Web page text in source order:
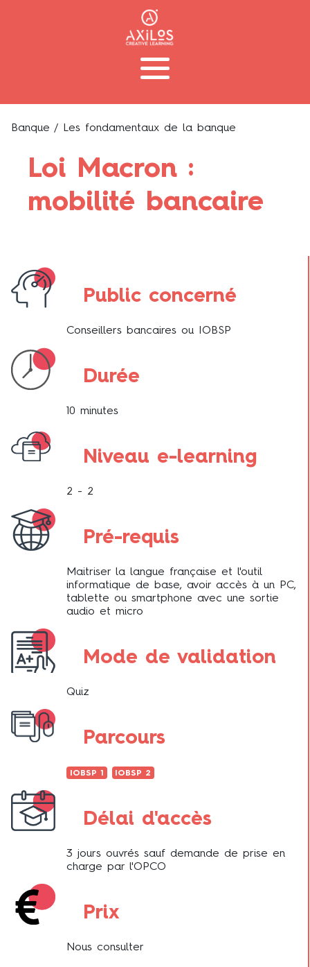
Banque / Les fondamentaux de la banque
Loi Macron :
mobilité bancaire
Public concerné
Conseillers bancaires ou IOBSP
Durée
10 minutes
Niveau e-learning
2 - 2
Pré-requis
Maitriser la langue française et l'outil
informatique de base, avoir accès à un PC,
tablette ou smartphone avec une sortie
audio et micro
Mode de validation
Quiz
Parcours
IOBSP 1 IOBSP 2
Délai d'accès
3 jours ouvrés sauf demande de prise en
charge par l'OPCO
Prix
Nous consulter